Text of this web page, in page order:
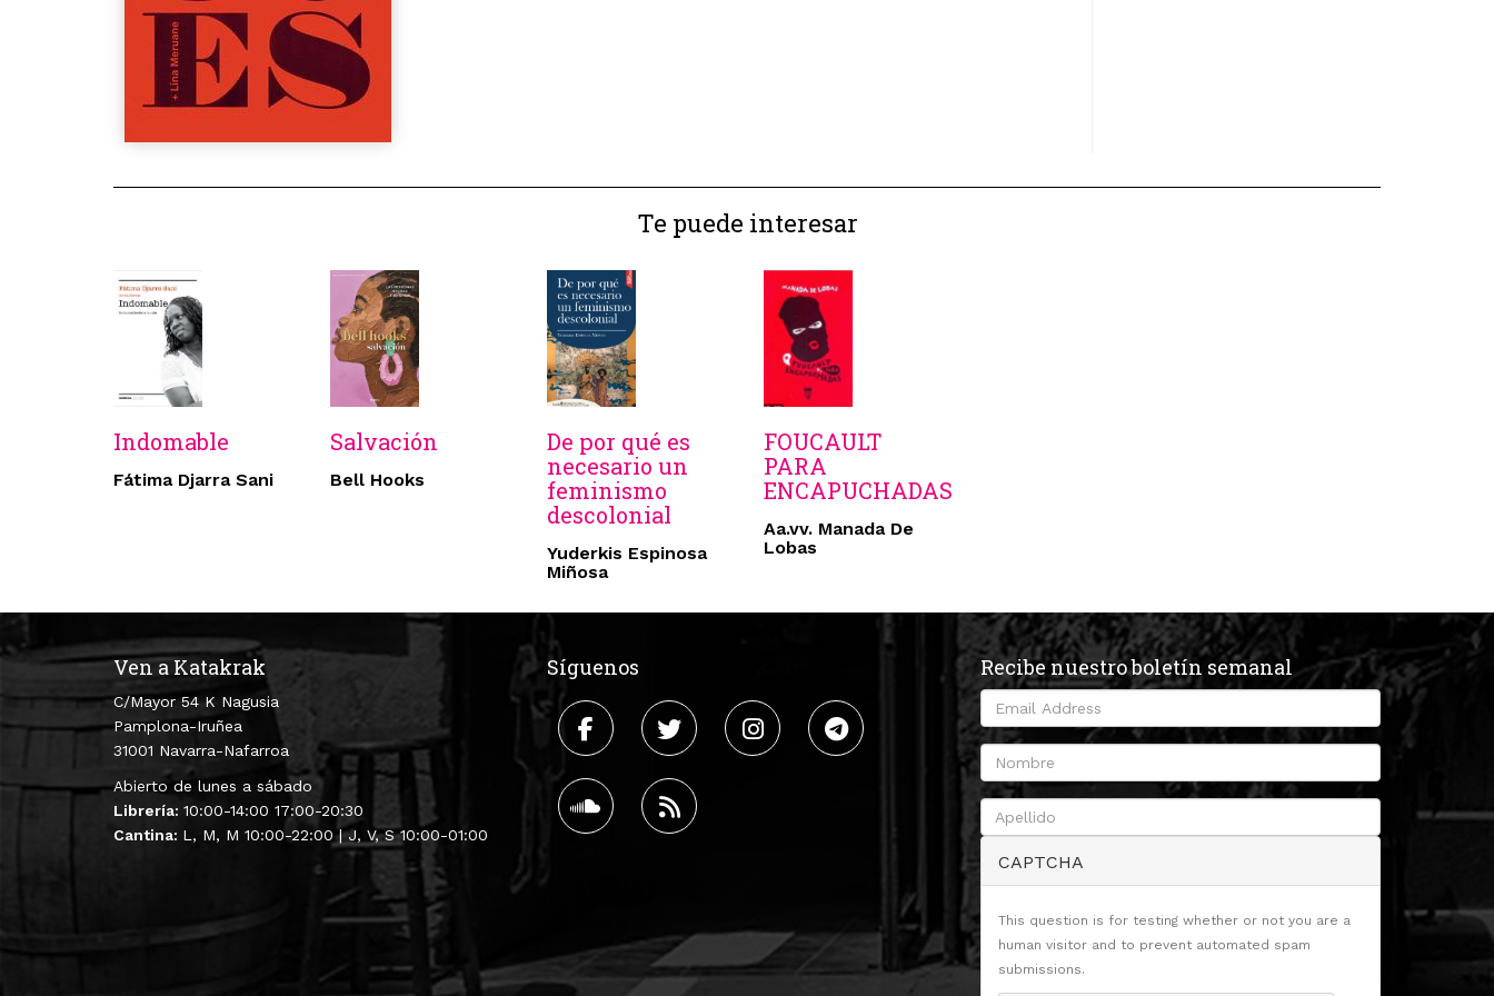
Te puede interesar
Indomable
Fátima Djarra Sani
Salvación
Bell Hooks
De por qué es
necesario un
feminismo
descolonial
Yuderkis Espinosa
Miñosa
FOUCAULT
PARA
ENCAPUCHADAS
Aa.vv. Manada De
Lobas
Ven a Katakrak
C/Mayor 54 K Nagusia
Pamplona-Iruñea
31001 Navarra-Nafarroa
Abierto de lunes a sábado
Librería: 10:00-14:00 17:00-20:30
Cantina: L, M, M 10:00-22:00 | J, V, S 10:00-01:00
Síguenos Recibe nuestro boletín semanal
CAPTCHA
This question is for testing whether or not you are a
human visitor and to prevent automated spam
submissions.